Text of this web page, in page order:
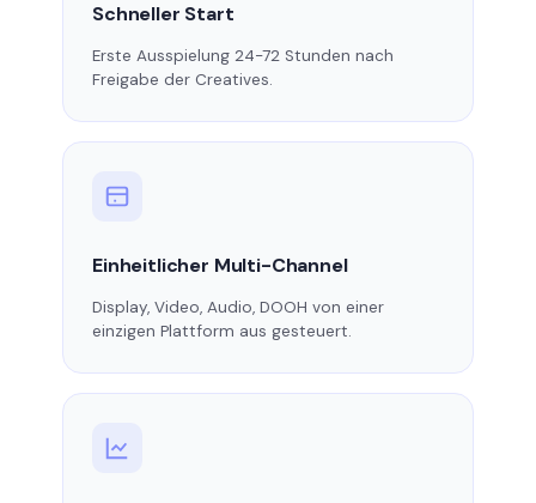
Schneller Start
Erste Ausspielung 24-72 Stunden nach
Freigabe der Creatives.
Einheitlicher Multi-Channel
Display, Video, Audio, DOOH von einer
einzigen Plattform aus gesteuert.